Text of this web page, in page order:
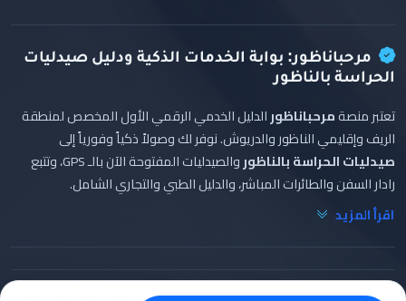
مرحباناظور: بوابة الخدمات الذكية ودليل صيدليات
الحراسة بالناظور
تعتبر منصةمرحباناظورالدليل الخدمي الرقمي الأول المخصص لمنطقة
الريف وإقليمي الناظور والدريوش. نوفر لك وصولاً ذكياً وفورياً إلى
صيدليات الحراسة بالناظور
والصيدليات المفتوحة الآن بالـ GPS، وتتبع
رادار السفن والطائرات المباشر، والدليل الطبي والتجاري الشامل.
اقرأ المزيد
عبد الواحد البشيري